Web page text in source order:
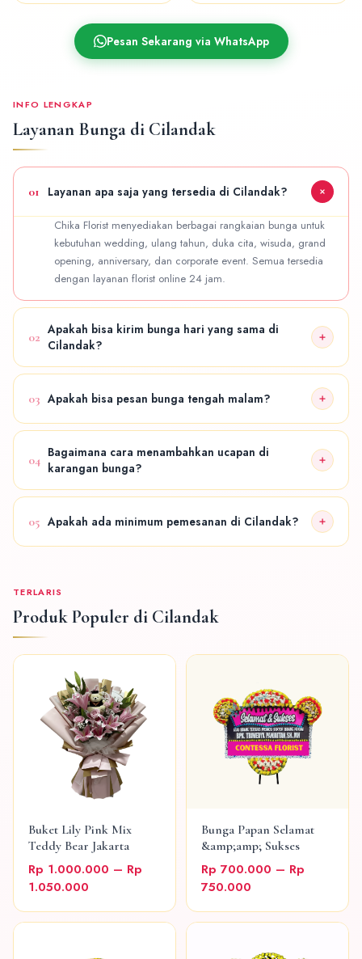
Pesan Sekarang via WhatsApp
INFO LENGKAP
Layanan Bunga di Cilandak
01 Layanan apa saja yang tersedia di Cilandak?
Chika Florist menyediakan berbagai rangkaian bunga untuk
kebutuhan wedding, ulang tahun, duka cita, wisuda, grand
opening, anniversary, dan corporate event. Semua tersedia
dengan layanan florist online 24 jam.
02 Apakah bisa kirim bunga hari yang sama di
Cilandak?
Ya! Tersedia layanan same day delivery untuk area Cilandak
dan sekitarnya. Hubungi admin untuk konfirmasi
03 Apakah bisa pesan bunga tengah malam?
Bisa. Layanan florist online kami tersedia 24 jam penuh —
termasuk malam hari, weekend, dan hari libur nasional.
04 Bagaimana cara menambahkan ucapan di
karangan bunga?
Cukup informasikan teks ucapan yang diinginkan saat
menghubungi admin via WhatsApp. Kami akan menyiapkan
05 Apakah ada minimum pemesanan di Cilandak?
standing flower besar untuk acara.
TERLARIS
Produk Populer di Cilandak
Buket Lily Pink Mix
Teddy Bear Jakarta
Rp 1.000.000 – Rp
1.050.000
Bunga Papan Selamat
&amp;amp; Sukses
Rp 700.000 – Rp
750.000